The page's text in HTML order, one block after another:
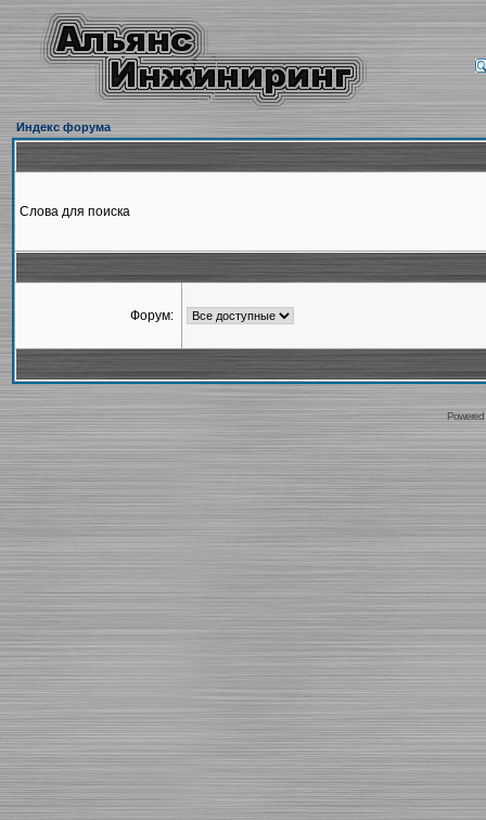
Индекс форума
Слова для поиска
Форум: